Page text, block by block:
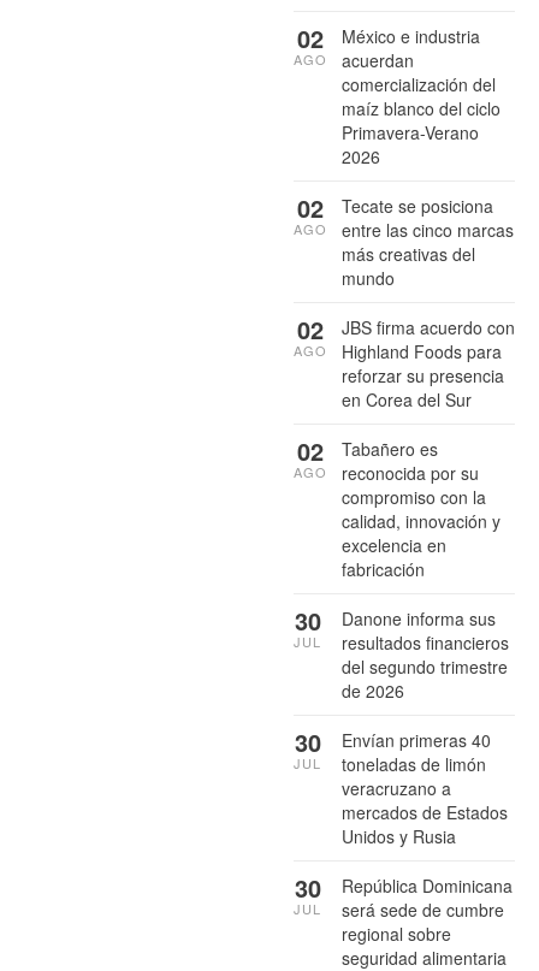
México e industria
acuerdan
comercialización del
maíz blanco del ciclo
Primavera-Verano
2026
02
AGO
Tecate se posiciona
entre las cinco marcas
más creativas del
mundo
02
AGO
JBS firma acuerdo con
Highland Foods para
reforzar su presencia
en Corea del Sur
02
AGO
Tabañero es
reconocida por su
compromiso con la
calidad, innovación y
excelencia en
fabricación
02
AGO
Danone informa sus
resultados financieros
del segundo trimestre
de 2026
30
JUL
Envían primeras 40
toneladas de limón
veracruzano a
mercados de Estados
Unidos y Rusia
30
JUL
República Dominicana
será sede de cumbre
regional sobre
seguridad alimentaria
30
JUL